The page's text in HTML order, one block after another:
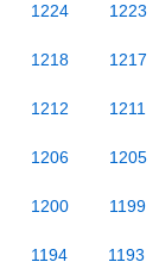
1224 1223
1218 1217
1212 1211
1206 1205
1200 1199
1194 1193